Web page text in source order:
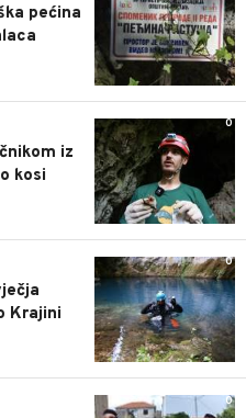
pećina
0
iz
kosi
0
Krajini
0